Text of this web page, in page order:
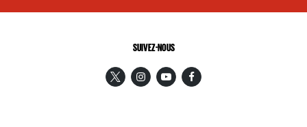
SUIVEZ-NOUS